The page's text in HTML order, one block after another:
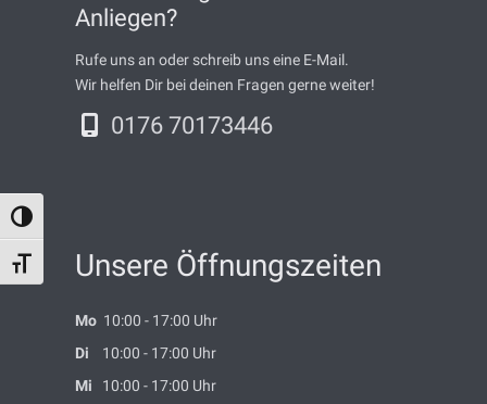
Umschalten auf hohe Kontraste
Schrift vergrößern
Anliegen?
Rufe uns an oder schreib uns eine E-Mail.
Wir helfen Dir bei deinen Fragen gerne weiter!
0176 70173446
Unsere Öffnungszeiten
Mo 10:00 - 17:00 Uhr
Di 10:00 - 17:00 Uhr
Mi 10:00 - 17:00 Uhr